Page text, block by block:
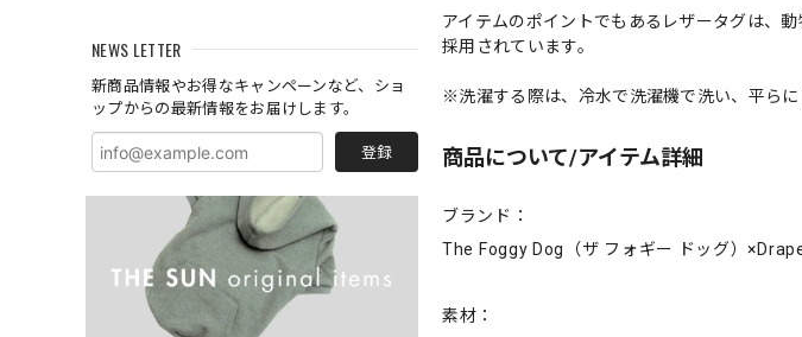
NEWS LETTER
新商品情報やお得なキャンペーンなど、ショ
ップからの最新情報をお届けします。
登録
アイテムのポイントでもあるレザータグは、
採用されています。
※洗濯する際は、冷水で洗濯機で洗い、平らに
商品について/アイテム詳細
ブランド：
The Foggy Dog（ザ フォギー ドッグ）
素材：